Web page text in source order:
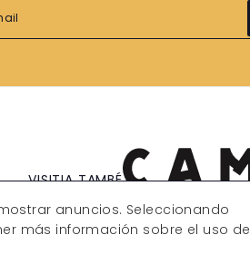
VISITIA TAMBÉ
anuncios. Seleccionando
más información sobre el uso de